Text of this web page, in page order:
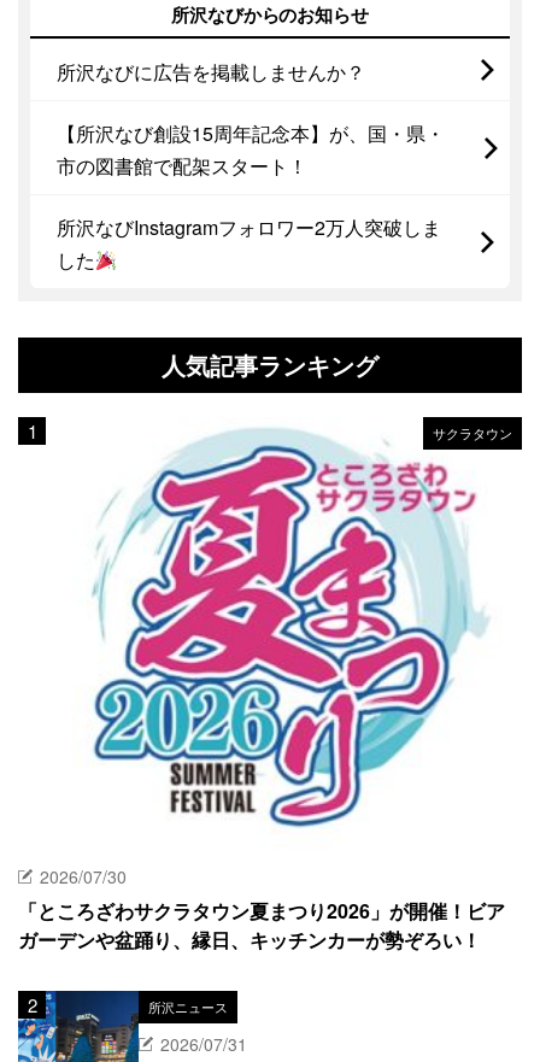
所沢なびからのお知らせ
所沢なびに広告を掲載しませんか？
【所沢なび創設15周年記念本】が、国・県・
市の図書館で配架スタート！
所沢なびInstagramフォロワー2万人突破しま
した
人気記事ランキング
サクラタウン
2026/07/30
「ところざわサクラタウン夏まつり2026」が開催！ビア
ガーデンや盆踊り、縁日、キッチンカーが勢ぞろい！
所沢ニュース
2026/07/31